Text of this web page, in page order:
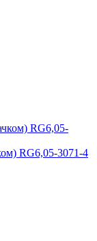
RG6,05-3071-4